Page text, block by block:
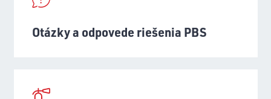
Otázky a odpovede riešenia PBS